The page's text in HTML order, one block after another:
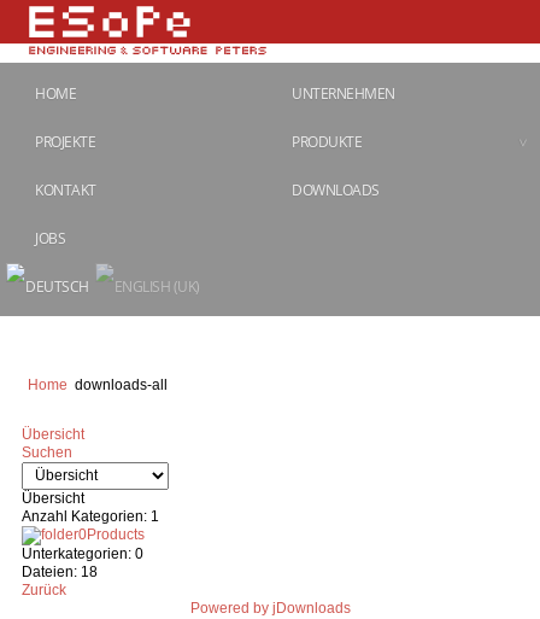
HOME UNTERNEHMEN
PROJEKTE PRODUKTE
KONTAKT DOWNLOADS
JOBS
Home downloads-all
Übersicht
Suchen
Übersicht
Anzahl Kategorien: 1
Products
Unterkategorien: 0
Dateien: 18
Zurück
Powered by jDownloads